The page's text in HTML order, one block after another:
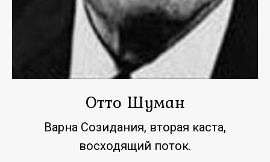
Отто Шуман
Варна Созидания, вторая каста,
восходящий поток.